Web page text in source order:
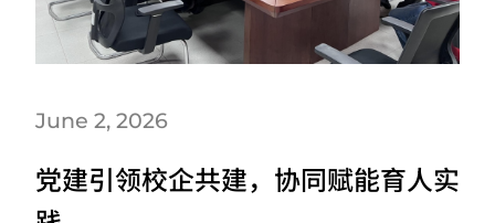
June 2, 2026
党建引领校企共建，协同赋能育人实